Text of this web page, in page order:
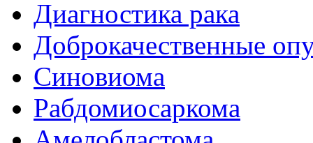
Диагностика рака
Доброкачественные
Синовиома
Рабдомиосаркома